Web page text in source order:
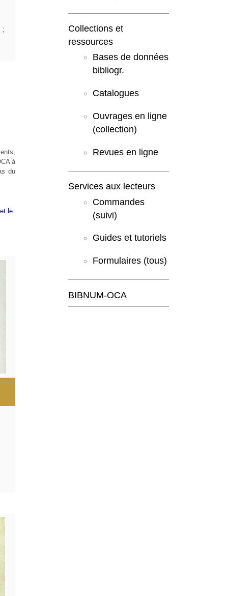
;
à
du
le
Collections et
ressources
Bases de données
bibliogr.
Catalogues
Ouvrages en ligne
(collection)
Revues en ligne
Services aux lecteurs
Commandes
(suivi)
Guides et tutoriels
Formulaires (tous)
BIBNUM-OCA